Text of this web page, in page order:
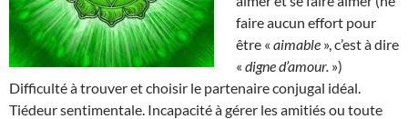
faire aucun effort pour
être « aimable », c’est à dire
« digne d’amour. »)
Difficulté à trouver et choisir le partenaire conjugal idéal.
Tiédeur sentimentale. Incapacité à gérer les amitiés ou toute